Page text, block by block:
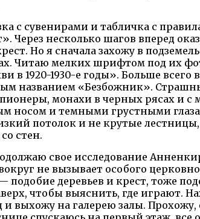
с сувенирами и табличка с
Через несколько шагов вперед
Но я сначала захожу в
Читаю мелких шрифтом под их
в 1920-1930-е годы». Больше
названием «Безбожник».
монахи в черных рясах
и темными грустными
потолок и не крутые
стен.
свое исследование
не вызывает особого
подобие деревьев и крест, тоже
чтобы выяснить, где играют.
выхожу на галерею залы.